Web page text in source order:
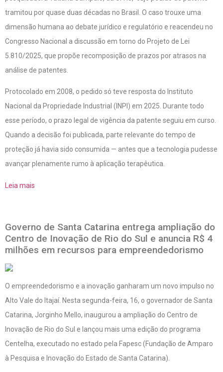
tramitou por quase duas décadas no Brasil. O caso trouxe uma
dimensão humana ao debate jurídico e regulatório e reacendeu no
Congresso Nacional a discussão em torno do Projeto de Lei
5.810/2025, que propõe recomposição de prazos por atrasos na
análise de patentes.
Protocolado em 2008, o pedido só teve resposta do Instituto
Nacional da Propriedade Industrial (INPI) em 2025. Durante todo
esse período, o prazo legal de vigência da patente seguiu em curso.
Quando a decisão foi publicada, parte relevante do tempo de
proteção já havia sido consumida — antes que a tecnologia pudesse
avançar plenamente rumo à aplicação terapêutica.
Leia mais
Governo de Santa Catarina entrega ampliação do
Centro de Inovação de Rio do Sul e anuncia R$ 4
milhões em recursos para empreendedorismo
O empreendedorismo e a inovação ganharam um novo impulso no
Alto Vale do Itajaí. Nesta segunda-feira, 16, o governador de Santa
Catarina, Jorginho Mello, inaugurou a ampliação do Centro de
Inovação de Rio do Sul e lançou mais uma edição do programa
Centelha, executado no estado pela Fapesc (Fundação de Amparo
à Pesquisa e Inovação do Estado de Santa Catarina).